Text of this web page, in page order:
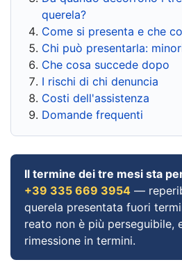
querela?
Come si presenta e che
Chi può presentarla:
Che cosa succede dopo
I rischi di chi denuncia
Costi dell'assistenza
Domande frequenti
Il termine dei tre mesi sta
+39 335 669 3954 —
querela presentata fuori
reato non è più perseguibile,
rimessione in termini.